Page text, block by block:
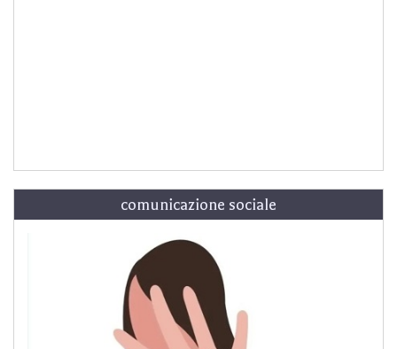
comunicazione sociale